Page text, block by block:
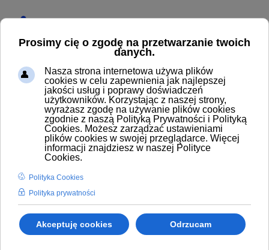
Produkty
Regulatory ciśnienia
Zestawy naprawcze